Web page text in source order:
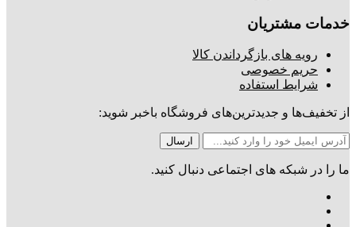
خدمات مشتریان
رویه های بازگرداندن کالا
حریم خصوصی
شرایط استفاده
از تخفیف‌ها و جدیدترین‌های فروشگاه باخبر شوید:
ما را در شبکه های اجتماعی دنبال کنید.